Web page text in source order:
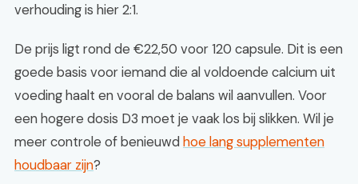
verhouding is hier 2:1.
De prijs ligt rond de €22,50 voor 120 capsule. Dit is een
goede basis voor iemand die al voldoende calcium uit
voeding haalt en vooral de balans wil aanvullen. Voor
een hogere dosis D3 moet je vaak los bij slikken. Wil je
meer controle of benieuwdhoe lang supplementen
houdbaar zijn?